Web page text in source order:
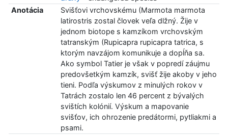
Anotácia
Svišťovi vrchovskému (Marmota marmota
latirostris zostal človek veľa dlžný. Žije v
jednom biotope s kamzíkom vrchovským
tatranským (Rupicapra rupicapra tatrica, s
ktorým navzájom komunikuje a dopĺňa sa.
Ako symbol Tatier je však v popredí záujmu
predovšetkým kamzík, svišť žije akoby v jeho
tieni. Podľa výskumov z minulých rokov v
Tatrách zostalo len 46 percent z bývalých
svištích kolónií. Výskum a mapovanie
svišťov, ich ohrozenie predátormi, pytliakmi a
psami.